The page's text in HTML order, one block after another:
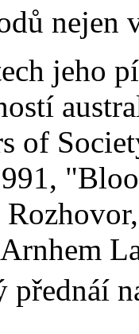
nejen
jeho
of